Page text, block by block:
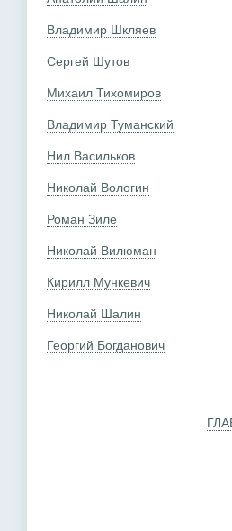
Владимир Шкляев
Сергей Шутов
Михаил Тихомиров
Владимир Туманский
Нил Васильков
Николай Вологин
Роман Зиле
Николай Вилюман
Кирилл Мункевич
Николай Шалин
Георгий Богданович